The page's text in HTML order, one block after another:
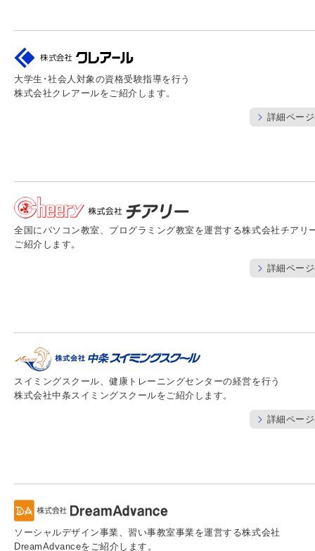
大学生･社会人対象の資格受験指導を行う
株式会社クレアールをご紹介します。
詳細ペー
全国にパソコン教室、プログラミング教室を運営する株式会社チアリ
ご紹介します。
詳細ペー
スイミングスクール、健康トレーニングセンターの経営を行う
株式会社中条スイミングスクールをご紹介します。
詳細ペー
ソーシャルデザイン事業、習い事教室事業を運営する株式会社
DreamAdvanceをご紹介します。